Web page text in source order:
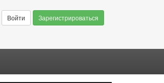
Войти Зарегистрироваться